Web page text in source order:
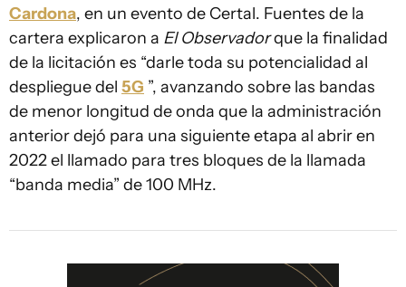
Cardona, en un evento de Certal. Fuentes de la
cartera explicaron a El Observadorque la finalidad
de la licitación es “darle toda su potencialidad al
despliegue del 5G ”, avanzando sobre las bandas
de menor longitud de onda que la administración
anterior dejó para una siguiente etapa al abrir en
2022 el llamado para tres bloques de la llamada
“banda media” de 100 MHz.